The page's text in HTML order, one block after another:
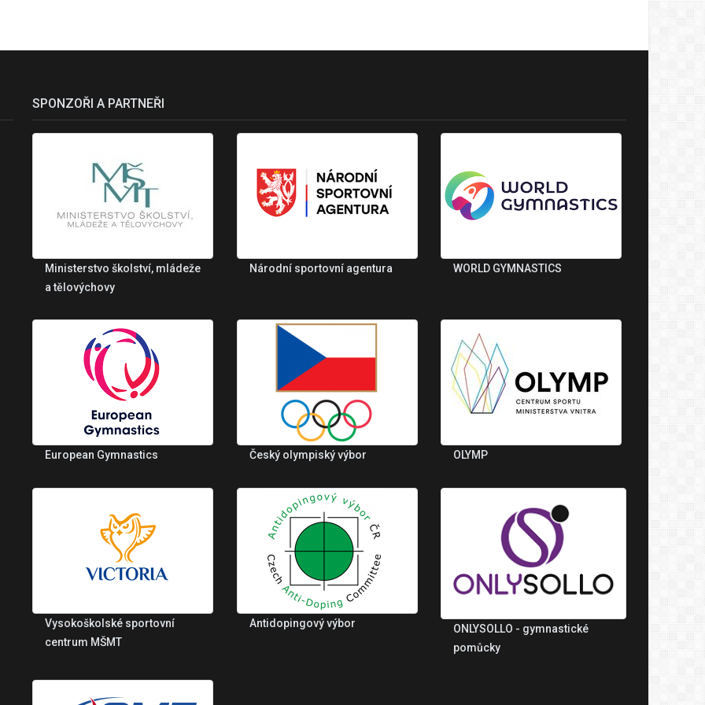
SPONZOŘI A PARTNEŘI
Ministerstvo školství, mládeže
a tělovýchovy
Národní sportovní agentura WORLD GYMNASTICS
European Gymnastics Český olympiský výbor OLYMP
Vysokoškolské sportovní
centrum MŠMT
Antidopingový výbor
ONLYSOLLO - gymnastické
pomůcky